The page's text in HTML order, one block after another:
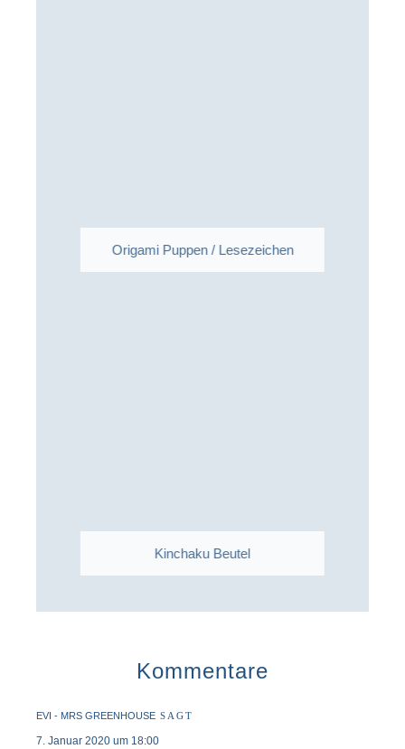
Origami Puppen / Lesezeichen
Kinchaku Beutel
Kommentare
EVI - MRS GREENHOUSE SAGT
7. Januar 2020 um 18:00